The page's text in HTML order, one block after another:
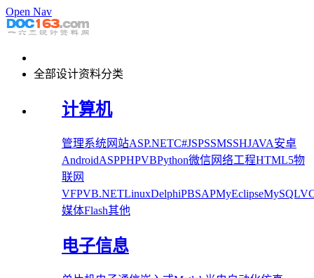
Open Nav
全部设计资料分类
计算机
管理系统网站ASP.NETC#JSPSSMSSHJAVA安卓
AndroidASPPHPVBPython微信网络工程HTML5物
联网
VFPVB.NETLinuxDelphiPBSAPMyEclipseMySQL
媒体Flash其他
电子信息